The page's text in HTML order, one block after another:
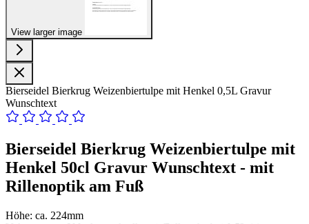
View larger image
Bierseidel Bierkrug Weizenbiertulpe mit Henkel 0,5L Gravur
Wunschtext
Bierseidel Bierkrug Weizenbiertulpe mit
Henkel 50cl Gravur Wunschtext - mit
Rillenoptik am Fuß
Höhe: ca. 224mm